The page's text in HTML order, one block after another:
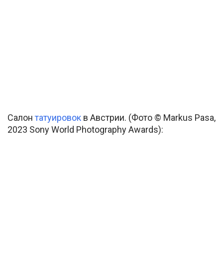
Салонтатуировок в Австрии. (Фото © Markus Pasa,
2023 Sony World Photography Awards):